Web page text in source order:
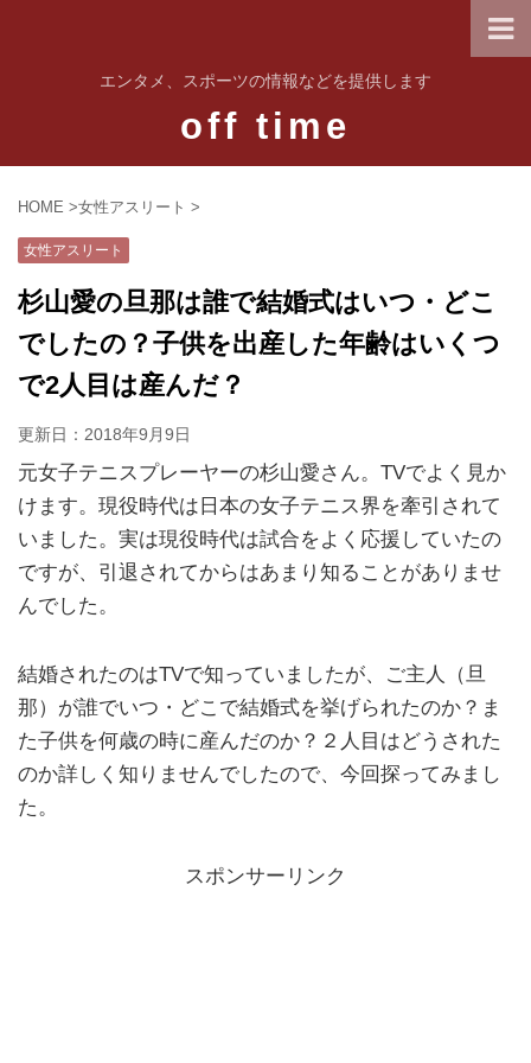
エンタメ、スポーツの情報などを提供します
off time
HOME >女性アスリート >
女性アスリート
杉山愛の旦那は誰で結婚式はいつ・どこ
でしたの？子供を出産した年齢はいくつ
で2人目は産んだ？
更新日： 2018年9月9日
元女子テニスプレーヤーの杉山愛さん。TVでよく見か
けます。現役時代は日本の女子テニス界を牽引されて
いました。実は現役時代は試合をよく応援していたの
ですが、引退されてからはあまり知ることがありませ
んでした。
結婚されたのはTVで知っていましたが、ご主人（旦
那）が誰でいつ・どこで結婚式を挙げられたのか？ま
た子供を何歳の時に産んだのか？２人目はどうされた
のか詳しく知りませんでしたので、今回探ってみまし
た。
スポンサーリンク